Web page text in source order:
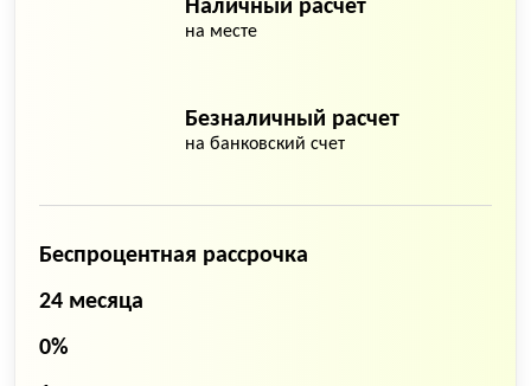
Наличный расчет
на месте
Безналичный расчет
на банковский счет
Беспроцентная рассрочка
24 месяца
0%